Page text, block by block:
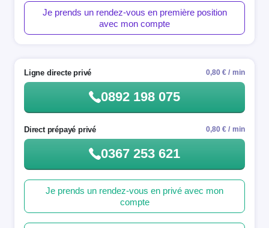
Je prends un rendez-vous en première position
avec mon compte
Ligne directe privé 0,80 € / min
0892 198 075
Direct prépayé privé 0,80 € / min
0367 253 621
Je prends un rendez-vous en privé avec mon
compte